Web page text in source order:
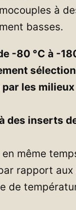
à
basses.
-80 °C à -
les milieux
des inserts
même
rapport aux
de